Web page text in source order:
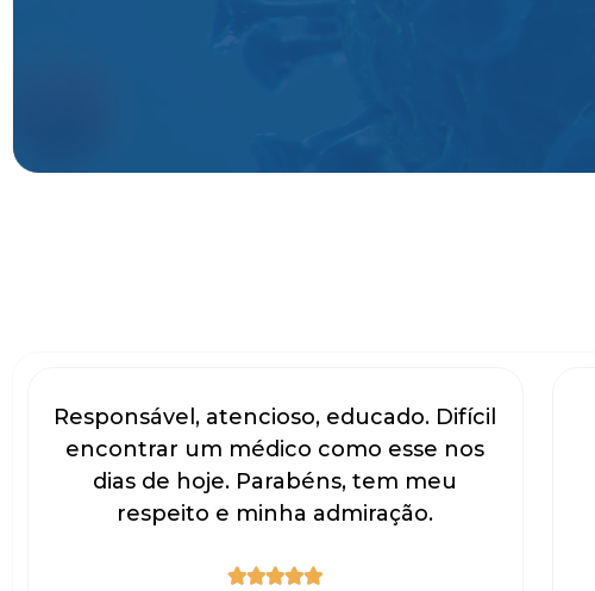
Responsável, atencioso, educado. Difícil
encontrar um médico como esse nos
dias de hoje. Parabéns, tem meu
respeito e minha admiração.
